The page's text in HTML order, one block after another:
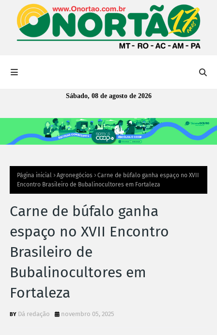
Sábado, 08 de agosto de 2026
Página inicial Agronegócios
Carne de búfalo ganha espaço no XVII
Encontro Brasileiro de Bubalinocultores em Fortaleza
Carne de búfalo ganha
espaço no XVII Encontro
Brasileiro de
Bubalinocultores em
Fortaleza
Dá redação novembro 05, 2025